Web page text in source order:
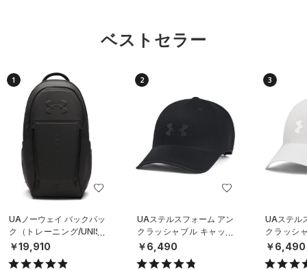
ベストセラー
1
UAノーウェイ バックパッ
ク（トレーニング/UNISE
X）
￥19,910
2
UAステルスフォーム アン
クラッシャブル キャップ
（ライフスタイル/UNISE
￥6,490
3
UAステル
クラッシ
（ライフ
￥6,490